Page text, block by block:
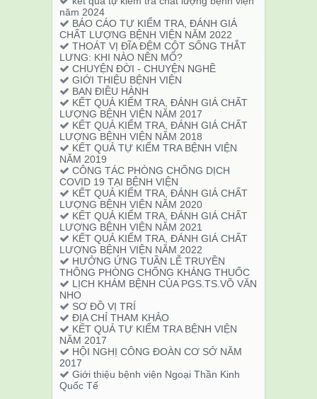
năm 2024
BÁO CÁO TỰ KIỂM TRA, ĐÁNH GIÁ
CHẤT LƯỢNG BỆNH VIỆN NĂM 2022
THOÁT VỊ ĐĨA ĐỆM CỘT SỐNG THẮT
LƯNG: KHI NÀO NÊN MỔ?
CHUYỆN ĐỜI - CHUYỆN NGHỀ
GIỚI THIỆU BỆNH VIỆN
BAN ĐIỀU HÀNH
KẾT QUẢ KIỂM TRA, ĐÁNH GIÁ CHẤT
LƯỢNG BỆNH VIỆN NĂM 2017
KẾT QUẢ KIỂM TRA, ĐÁNH GIÁ CHẤT
LƯỢNG BỆNH VIỆN NĂM 2018
KẾT QUẢ TỰ KIỂM TRA BỆNH VIỆN
NĂM 2019
CÔNG TÁC PHÒNG CHỐNG DỊCH
COVID 19 TẠI BỆNH VIỆN
KẾT QUẢ KIỂM TRA, ĐÁNH GIÁ CHẤT
LƯỢNG BỆNH VIỆN NĂM 2020
KẾT QUẢ KIỂM TRA, ĐÁNH GIÁ CHẤT
LƯỢNG BỆNH VIỆN NĂM 2021
KẾT QUẢ KIỂM TRA, ĐÁNH GIÁ CHẤT
LƯỢNG BỆNH VIỆN NĂM 2022
HƯỞNG ỨNG TUẦN LỄ TRUYỀN
THÔNG PHÒNG CHỐNG KHÁNG THUỐC
LỊCH KHÁM BỆNH CỦA PGS.TS.VÕ VĂN
NHO
SƠ ĐỒ VỊ TRÍ
ĐỊA CHỈ THAM KHẢO
KẾT QUẢ TỰ KIỂM TRA BỆNH VIỆN
NĂM 2017
HỘI NGHỊ CÔNG ĐOÀN CƠ SỞ NĂM
2017
Giới thiệu bệnh viện Ngoại Thần Kinh
Quốc Tế